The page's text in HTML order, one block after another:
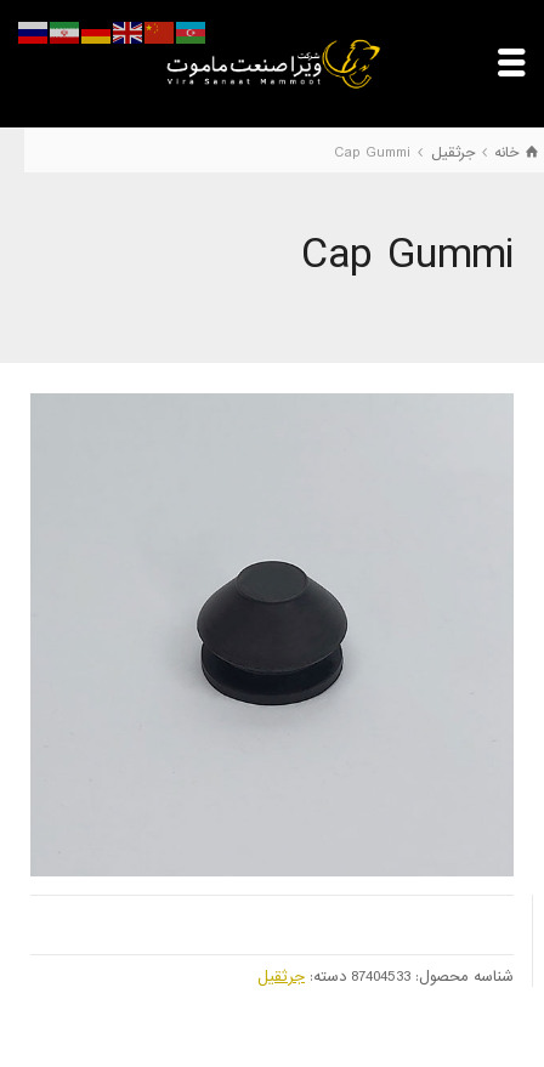
خانه جرثقیل Cap Gummi
Cap Gummi
شناسه محصول: 87404533 دسته: جرثقیل